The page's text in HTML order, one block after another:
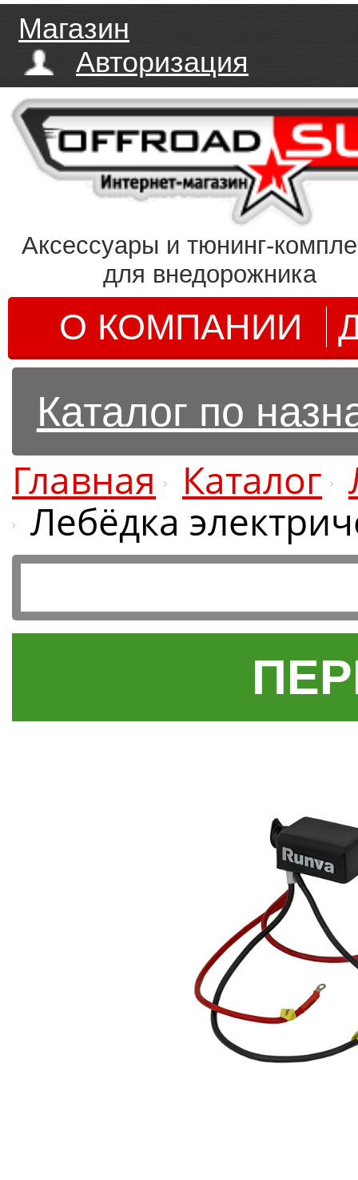
Магазин
Авторизация
Аксессуары и тюнинг-
для внедорожника
О КОМПАНИИ
Каталог по
Главная Каталог
Лебёдка